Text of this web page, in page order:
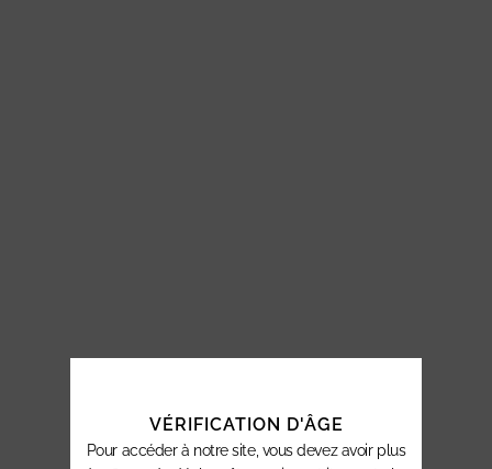
VÉRIFICATION D'ÂGE
Pour accéder à notre site, vous devez avoir plus